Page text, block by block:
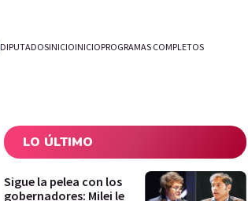
DIPUTADOSINICIOINICIOPROGRAMAS COMPLETOS
LO ÚLTIMO
Sigue la pelea con los
gobernadores: Milei le